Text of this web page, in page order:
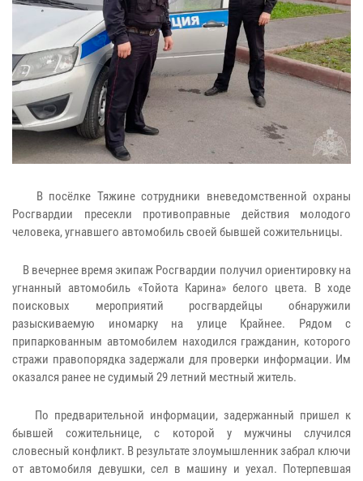
В посёлке Тяжине сотрудники вневедомственной охраны
Росгвардии пресекли противоправные действия молодого
человека, угнавшего автомобиль своей бывшей сожительницы.
В вечернее время экипаж Росгвардии получил ориентировку на
угнанный автомобиль «Тойота Карина» белого цвета. В ходе
поисковых мероприятий росгвардейцы обнаружили
разыскиваемую иномарку на улице Крайнее. Рядом с
припаркованным автомобилем находился гражданин, которого
стражи правопорядка задержали для проверки информации. Им
оказался ранее не судимый 29 летний местный житель.
По предварительной информации, задержанный пришел к
бывшей сожительнице, с которой у мужчины случился
словесный конфликт. В результате злоумышленник забрал ключи
от автомобиля девушки, сел в машину и уехал. Потерпевшая